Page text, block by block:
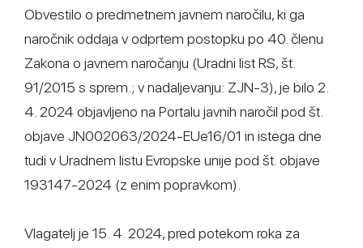
Obvestilo o predmetnem javnem naročilu, ki ga
naročnik oddaja v odprtem postopku po 40. členu
Zakona o javnem naročanju (Uradni list RS, št.
91/2015 s sprem.; v nadaljevanju: ZJN-3), je bilo 2.
4. 2024 objavljeno na Portalu javnih naročil pod št.
objave JN002063/2024-EUe16/01 in istega dne
tudi v Uradnem listu Evropske unije pod št. objave
193147-2024 (z enim popravkom).
Vlagatelj je 15. 4. 2024, pred potekom roka za